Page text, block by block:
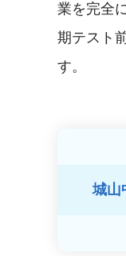
業を完全
期テスト
す。
城山